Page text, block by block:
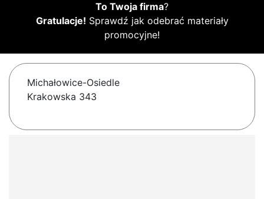
To Twoja firma?
Gratulacje! Sprawdź jak odebrać materiały
promocyjne!
Michałowice-Osiedle
Krakowska 343